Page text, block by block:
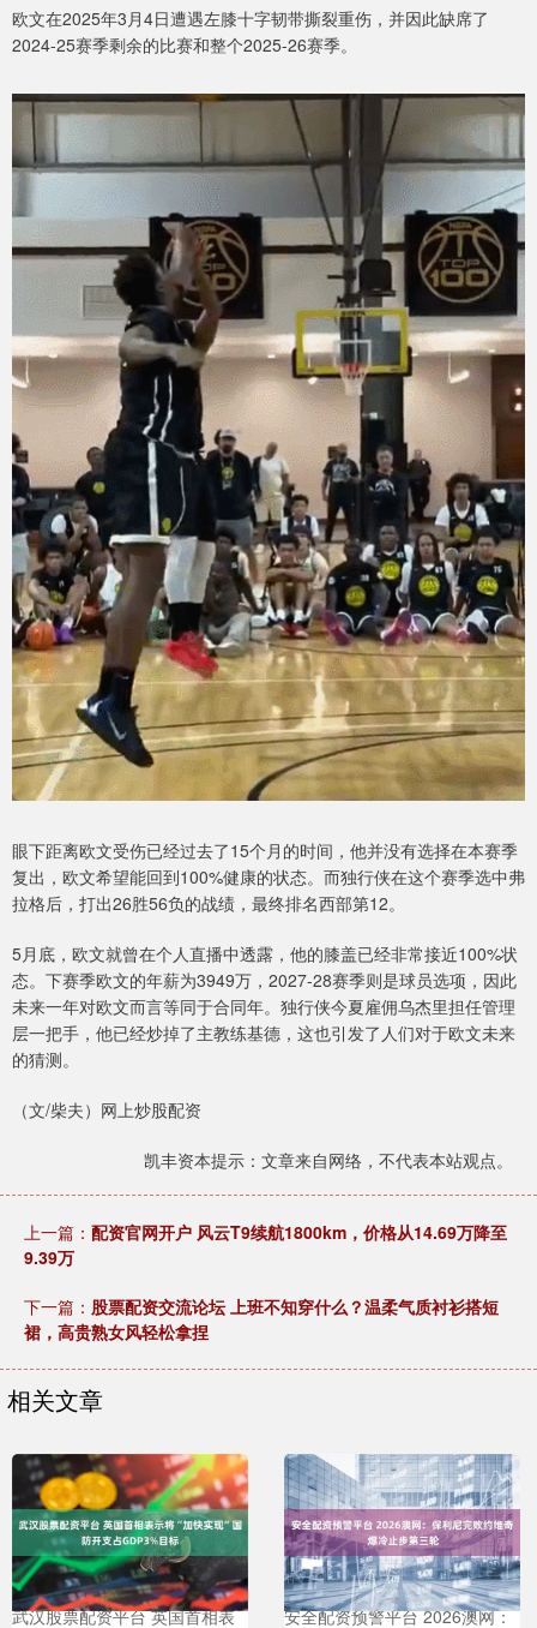
欧文在2025年3月4日遭遇左膝十字韧带撕裂重伤，并因此缺席了
2024-25赛季剩余的比赛和整个2025-26赛季。
眼下距离欧文受伤已经过去了15个月的时间，他并没有选择在本赛季
复出，欧文希望能回到100%健康的状态。而独行侠在这个赛季选中弗
拉格后，打出26胜56负的战绩，最终排名西部第12。
5月底，欧文就曾在个人直播中透露，他的膝盖已经非常接近100%状
态。下赛季欧文的年薪为3949万，2027-28赛季则是球员选项，因此
未来一年对欧文而言等同于合同年。独行侠今夏雇佣乌杰里担任管理
层一把手，他已经炒掉了主教练基德，这也引发了人们对于欧文未来
的猜测。
（文/柴夫）网上炒股配资
凯丰资本提示：文章来自网络，不代表本站观点。
上一篇： 配资官网开户 风云T9续航1800km，价格从14.69万降至
9.39万
下一篇： 股票配资交流论坛 上班不知穿什么？温柔气质衬衫搭短
裙，高贵熟女风轻松拿捏
相关文章
武汉股票配资平台 英国首相表
安全配资预警平台 2026澳网：